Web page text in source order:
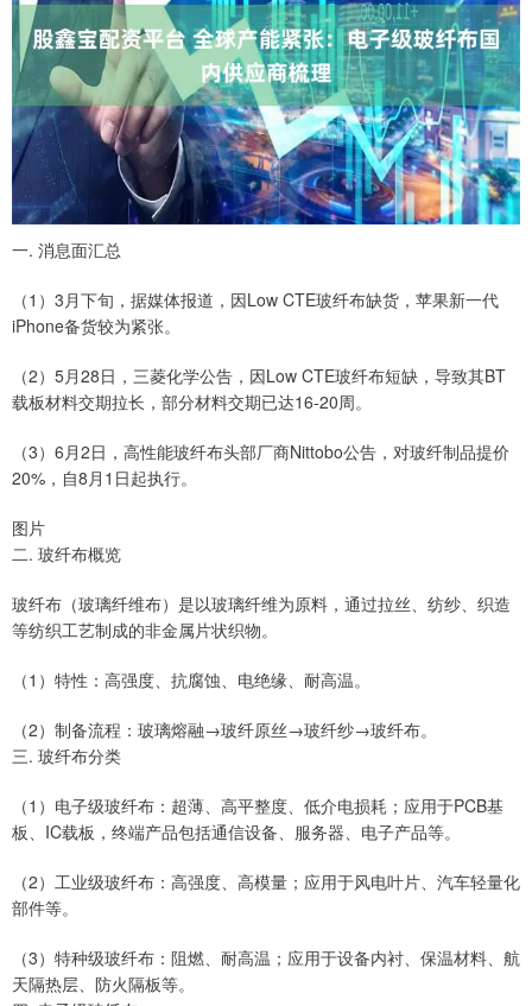
一. 消息面汇总
（1）3月下旬，据媒体报道，因Low CTE玻纤布缺货，苹果新一代
iPhone备货较为紧张。
（2）5月28日，三菱化学公告，因Low CTE玻纤布短缺，导致其BT
载板材料交期拉长，部分材料交期已达16-20周。
（3）6月2日，高性能玻纤布头部厂商Nittobo公告，对玻纤制品提价
20%，自8月1日起执行。
图片
二. 玻纤布概览
玻纤布（玻璃纤维布）是以玻璃纤维为原料，通过拉丝、纺纱、织造
等纺织工艺制成的非金属片状织物。
（1）特性：高强度、抗腐蚀、电绝缘、耐高温。
（2）制备流程：玻璃熔融→玻纤原丝→玻纤纱→玻纤布。
三. 玻纤布分类
（1）电子级玻纤布：超薄、高平整度、低介电损耗；应用于PCB基
板、IC载板，终端产品包括通信设备、服务器、电子产品等。
（2）工业级玻纤布：高强度、高模量；应用于风电叶片、汽车轻量化
部件等。
（3）特种级玻纤布：阻燃、耐高温；应用于设备内衬、保温材料、航
天隔热层、防火隔板等。